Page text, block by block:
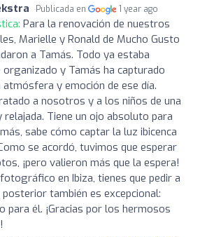
Publicada en 1 year ago
Para la renovación de nuestros
Marielle y Ronald de Mucho Gusto
a Tamás. Todo ya estaba
y Tamás ha capturado
y emoción de ese día.
a nosotros y a los niños de una
Tiene un ojo absoluto para
sabe cómo captar la luz ibicenca
se acordó, tuvimos que esperar
¡pero valieron más que la espera!
en Ibiza, tienes que pedir a
posterior también es excepcional:
para él. ¡Gracias por los hermosos